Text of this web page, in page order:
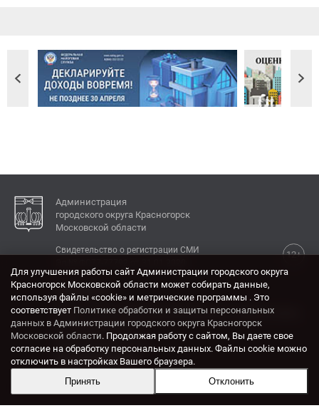
Администрация
городского округа Красногорск
Московской области
12+
Свидетельство о регистрации СМИ
КОНТАКТЫ
Адрес: 143404, Московская область, г. Красногорск,
ул. Ленина, дом 4.
Электронная почта:
krasrn@mosreg.ru
Разработка и поддержка сайта ADN
Для улучшения работы сайт Администрации городского округа
Красногорск Московской области может собирать данные,
используя файлы «cookie» и метрические программы . Это
соответствует Политике обработки и защиты персональных
данных в Администрации городского округа Красногорск
Московской области. Продолжая работу с сайтом, Вы даете свое
согласие на обработку персональных данных. Файлы cookie можно
отключить в настройках Вашего браузера.
Принять
Отклонить